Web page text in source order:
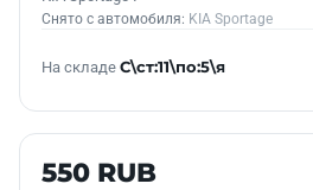
Снято с автомобиля: KIA Sportage
На складе С\ст:11\по:5\я
Б/У В НАЛИЧИИ
550 RUB